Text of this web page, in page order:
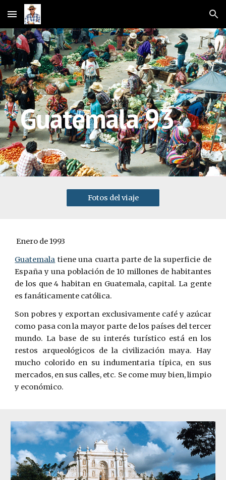
Skip to main content Skip to navigation
Guatemala 93
Fotos del viaje
Enero de 1993
Guatemala tiene una cuarta parte de la superficie de
España y una población de 10 millones de habitantes
de los que 4 habitan en Guatemala, capital. La gente
es fanáticamente católica.
Son pobres y exportan exclusivamente café y azúcar
como pasa con la mayor parte de los países del tercer
mundo. La base de su interés turístico está en ­los
restos arqueológicos de la civilización maya. Hay
mucho colorido en su indumentaria típica, en sus
mercados, en sus calles, etc. Se come muy bien, limpio
y económico.